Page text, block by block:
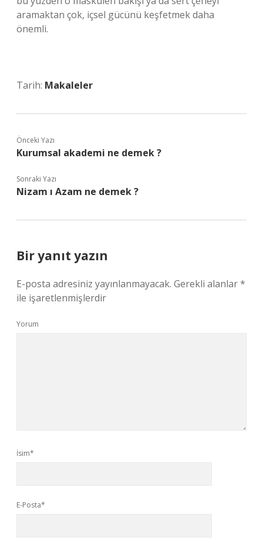
aramaktan çok, içsel gücünü keşfetmek daha
önemli.
Tarih: Makaleler
Önceki Yazı
Kurumsal akademi ne demek ?
Sonraki Yazı
Nizam ı Azam ne demek ?
Bir yanıt yazın
E-posta adresiniz yayınlanmayacak. Gerekli alanlar*
ile işaretlenmişlerdir
Yorum
İsim*
E-Posta*